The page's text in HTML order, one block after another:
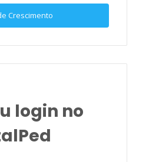
Crescimento
login no